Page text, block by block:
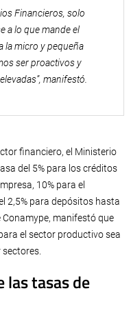
Financieros, solo
a lo que mande el
la micro y pequeña
ser proactivos y
manifestó.
financiero, el Ministerio
del 5% para los créditos
10% para el
2,5% para depósitos hasta
Conamype, manifestó que
el sector productivo sea
las tasas de